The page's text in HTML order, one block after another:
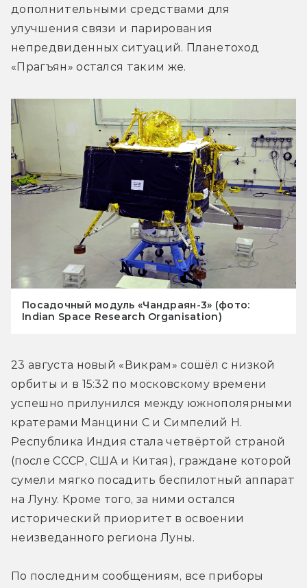
дополнительными средствами для
улучшения связи и парирования
непредвиденных ситуаций. Планетоход
«Прагъян» остался таким же.
Посадочный модуль «Чандраян-3» (фото:
Indian Space Research Organisation)
23 августа новый «Викрам» сошёл с низкой
орбиты и в 15:32 по московскому времени
успешно прилунился между южнополярными
кратерами Манцини С и Симпелий Н.
Республика Индия стала четвёртой страной
(после СССР, США и Китая), граждане которой
сумели мягко посадить беспилотный аппарат
на Луну. Кроме того, за ними остался
исторический приоритет в освоении
неизведанного региона Луны.
По последним сообщениям, все приборы